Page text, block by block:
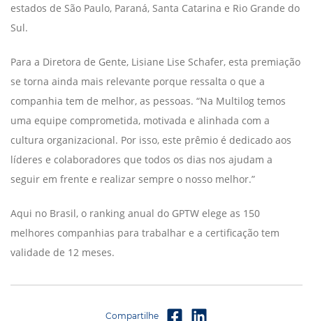
estados de São Paulo, Paraná, Santa Catarina e Rio Grande do
Sul.
Para a Diretora de Gente, Lisiane Lise Schafer, esta premiação
se torna ainda mais relevante porque ressalta o que a
companhia tem de melhor, as pessoas. “Na Multilog temos
uma equipe comprometida, motivada e alinhada com a
cultura organizacional. Por isso, este prêmio é dedicado aos
líderes e colaboradores que todos os dias nos ajudam a
seguir em frente e realizar sempre o nosso melhor.”
Aqui no Brasil, o ranking anual do GPTW elege as 150
melhores companhias para trabalhar e a certificação tem
validade de 12 meses.